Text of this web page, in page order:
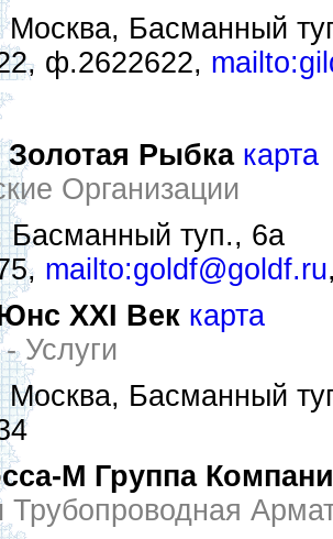
Москва, Басманный
ф.2622622,
Золотая Рыбка карта
Организации
Басманный туп., 6а
mailto:goldf@goldf.ru
XXI Век карта
Услуги
Москва, Басманный
М Группа
Трубопроводная